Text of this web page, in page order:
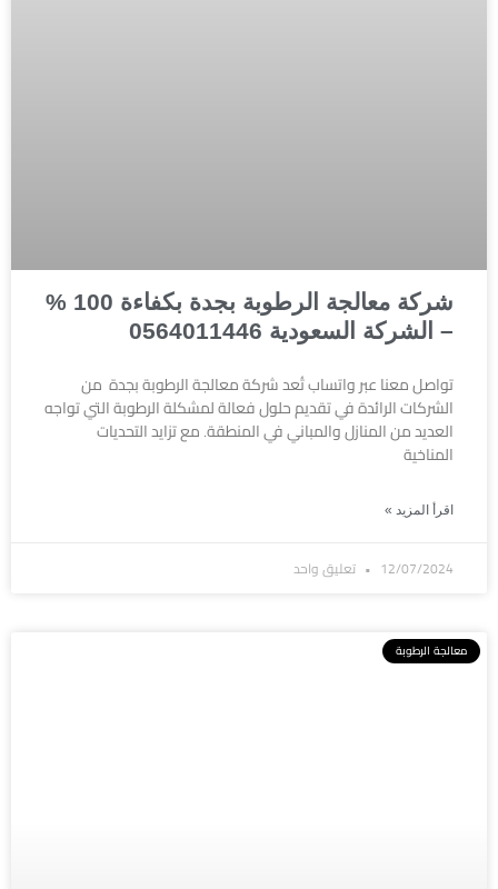
شركة معالجة الرطوبة بجدة بكفاءة 100 %
– الشركة السعودية 0564011446
تواصل معنا عبر واتساب تُعد شركة معالجة الرطوبة بجدة من
الشركات الرائدة في تقديم حلول فعالة لمشكلة الرطوبة التي تواجه
العديد من المنازل والمباني في المنطقة. مع تزايد التحديات
المناخية
اقرأ المزيد »
12/07/2024 تعليق واحد
معالجة الرطوبة